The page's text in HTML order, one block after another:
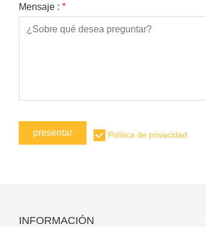
Mensaje : *
presentar Política de privacidad
INFORMACIÓN